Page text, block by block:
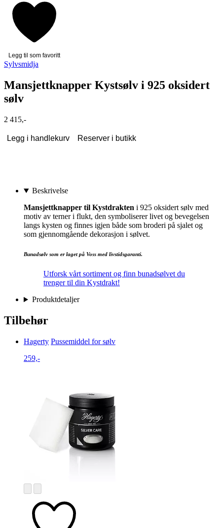
Legg til som favoritt
Sylvsmidja
Mansjettknapper Kystsølv i 925 oksidert
sølv
2 415,-
Legg i handlekurv Reserver i butikk
Beskrivelse
Mansjettknapper til Kystdrakten i 925 oksidert sølv med
motiv av terner i flukt, den symboliserer livet og bevegelsen
langs kysten og finnes igjen både som broderi på sjalet og
som gjennomgående dekorasjon i sølvet.
Bunadsølv som er laget på Voss med livstidsgaranti.
Utforsk vårt sortiment og finn bunadsølvet du
trenger til din Kystdrakt!
Produktdetaljer
Tilbehør
Hagerty Pussemiddel for sølv
259,-